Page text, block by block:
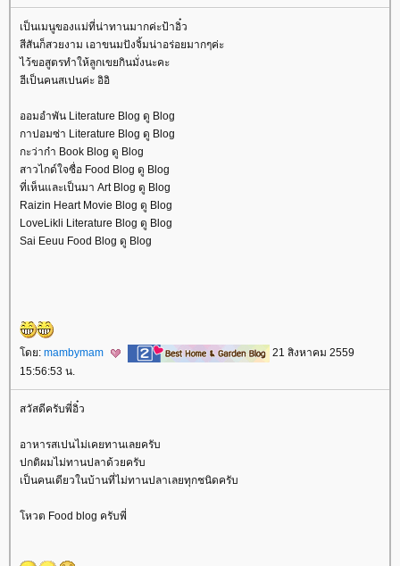
เป็นเมนูของแม่ที่น่าทานมากค่ะป้าอิ๋ว
สีสันก็สวยงาม เอาขนมปังจิ้มน่าอร่อยมากๆค่ะ
ไว้ขอสูตรทำให้ลูกเขยกินมั่งนะคะ
ฮีเป็นคนสเปนค่ะ อิอิ
ออมอำพัน Literature Blog ดู Blog
กาปอมซ่า Literature Blog ดู Blog
กะว่าก๋า Book Blog ดู Blog
สาวไกด์ใจซื่อ Food Blog ดู Blog
ที่เห็นและเป็นมา Art Blog ดู Blog
Raizin Heart Movie Blog ดู Blog
LoveLikli Literature Blog ดู Blog
Sai Eeuu Food Blog ดู Blog
ดย: mambymam
21 สิงหาคม 2559
15:56:53 น.
สวัสดีครับพี่อิ๋ว
อาหารสเปนไม่เคยทานเลยครับ
ปกติผมไม่ทานปลาด้วยครับ
เป็นคนเดียวในบ้านที่ไม่ทานปลาเลยทุกชนิดครับ
หวต Food blog ครับพี่